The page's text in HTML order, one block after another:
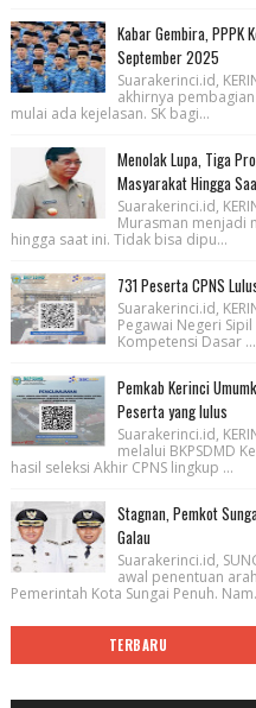
Kabar Gembira, PPPK
September 2025
Suarakerinci.id,
akhirnya pembagian
mulai ada kejelasan. SK bagi...
Menolak Lupa, Tiga
Masyarakat Hingga
Suarakerinci.id,
Murasman menjadi
hingga saat ini. Tidak bisa dipu...
731 Peserta CPNS
Suarakerinci.id,
Pegawai Negeri
Kompetensi Dasar ...
Pemkab Kerinci
Peserta yang lulus
Suarakerinci.id,
melalui BKPSDMD
hasil seleksi Akhir CPNS lingkup ...
Stagnan, Pemkot
Galau
Suarakerinci.id,
awal penentuan
Pemerintah Kota Sungai Penuh.
TERBARU